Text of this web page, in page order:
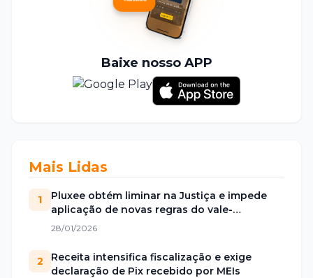
Baixe nosso APP
Mais Lidas
1
Pluxee obtém liminar na Justiça e impede
aplicação de novas regras do vale-
alimentação
28/01/2026
2
Receita intensifica fiscalização e exige
declaração de Pix recebido por MEIs